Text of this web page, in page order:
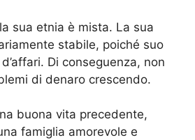
sua etnia è mista. La sua
stabile, poiché suo
Di conseguenza, non
di denaro crescendo.
buona vita precedente,
famiglia amorevole e